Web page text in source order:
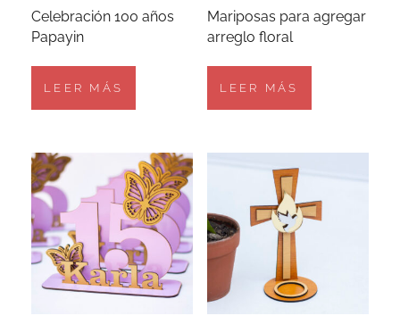
Celebración 100 años
Papayin
LEER MÁS
Mariposas para agregar
arreglo floral
LEER MÁS